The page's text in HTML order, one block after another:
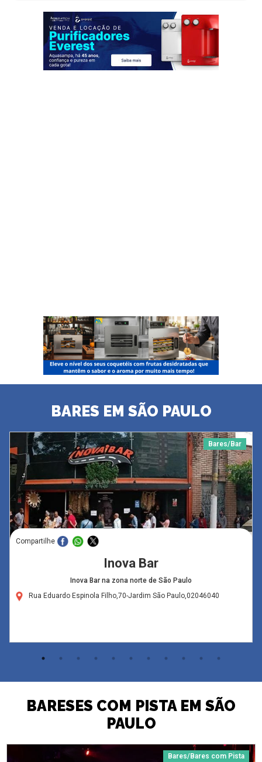
BARES EM SÃO PAULO
Bares/Bar
Compartilhe
Inova Bar
Inova Bar na zona norte de São Paulo
Rua Eduardo Espinola Filho,70-Jardim São Paulo,02046040
BARESES COM PISTA EM SÃO
PAULO
Bares/Bares com Pista